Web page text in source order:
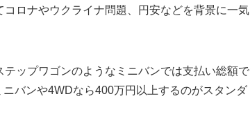
ロナやウクライナ問題、円安などを背景に一気
ップワゴンのようなミニバンでは支払い総額で
バンや4WDなら400万円以上するのがスタンダ